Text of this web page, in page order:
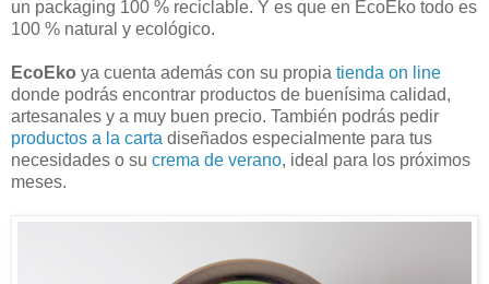
un packaging 100 % reciclable. Y es que en EcoEko todo es
100 % natural y ecológico.
EcoEko ya cuenta además con su propia tienda on line
donde podrás encontrar productos de buenísima calidad,
artesanales y a muy buen precio. También podrás pedir
productos a la carta diseñados especialmente para tus
necesidades o su crema de verano, ideal para los próximos
meses.